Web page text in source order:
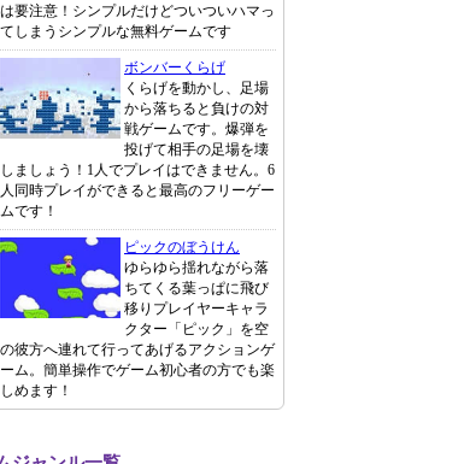
は要注意！シンプルだけどついついハマっ
てしまうシンプルな無料ゲームです
ボンバーくらげ
くらげを動かし、足場
から落ちると負けの対
戦ゲームです。爆弾を
投げて相手の足場を壊
しましょう！1人でプレイはできません。6
人同時プレイができると最高のフリーゲー
ムです！
ピックのぼうけん
ゆらゆら揺れながら落
ちてくる葉っぱに飛び
移りプレイヤーキャラ
クター「ピック」を空
の彼方へ連れて行ってあげるアクションゲ
ーム。簡単操作でゲーム初心者の方でも楽
しめます！